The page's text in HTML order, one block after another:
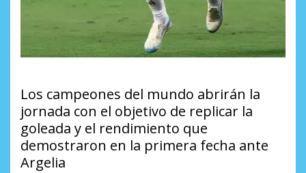
Los campeones del mundo abrirán la
jornada con el objetivo de replicar la
goleada y el rendimiento que
demostraron en la primera fecha ante
Argelia